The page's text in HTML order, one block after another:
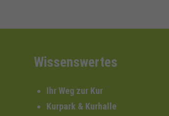
Wissenswertes
Ihr Weg zur Kur
Kurpark & Kurhalle